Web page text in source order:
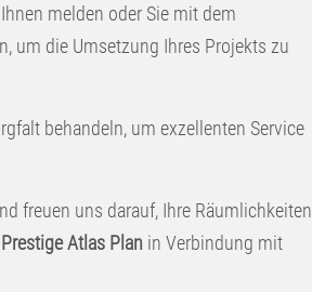
melden oder Sie mit dem
um die Umsetzung Ihres Projekts zu
behandeln, um exzellenten Service
freuen uns darauf, Ihre Räumlichkeiten
Atlas Plan in Verbindung mit